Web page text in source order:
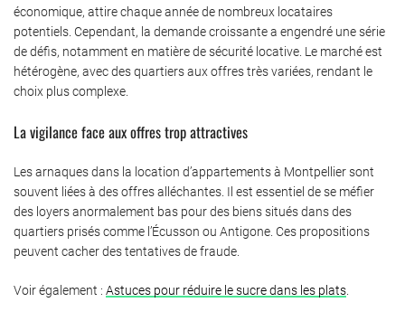
économique, attire chaque année de nombreux locataires
potentiels. Cependant, la demande croissante a engendré une série
de défis, notamment en matière de sécurité locative. Le marché est
hétérogène, avec des quartiers aux offres très variées, rendant le
choix plus complexe.
La vigilance face aux offres trop attractives
Les arnaques dans la location d’appartements à Montpellier sont
souvent liées à des offres alléchantes. Il est essentiel de se méfier
des loyers anormalement bas pour des biens situés dans des
quartiers prisés comme l’Écusson ou Antigone. Ces propositions
peuvent cacher des tentatives de fraude.
Voir également : Astuces pour réduire le sucre dans les plats